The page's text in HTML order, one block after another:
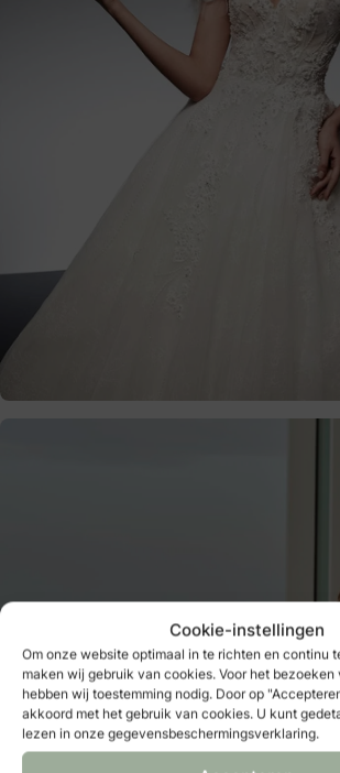
Cookie-instellingen
Om onze website optimaal in te richten en continu
maken wij gebruik van cookies. Voor het
hebben wij toestemming nodig. Door op
akkoord met het gebruik van cookies. U kunt
lezen in onze gegevensbeschermingsverklaring.